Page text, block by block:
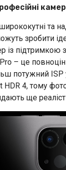
та
зробити
із підтримкою
– це
потужний ISP
HDR 4, тому
ще